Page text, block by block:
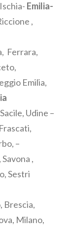
Emilia-
,
Ferrara,
Emilia,
Udine –
–
,
Sestri
Brescia,
Milano,